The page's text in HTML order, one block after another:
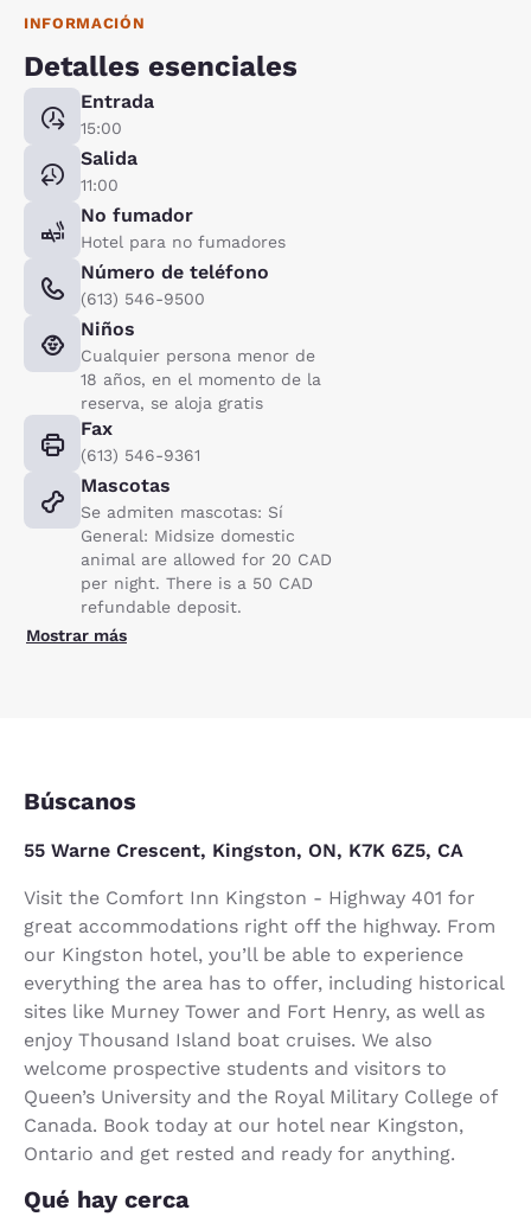
INFORMACIÓN
Detalles esenciales
Entrada
15:00
Salida
11:00
No fumador
Hotel para no fumadores
Número de teléfono
(613) 546-9500
Niños
Cualquier persona menor de
18 años, en el momento de la
reserva, se aloja gratis
Fax
(613) 546-9361
Mascotas
Se admiten mascotas: Sí
General: Midsize domestic
animal are allowed for 20 CAD
per night. There is a 50 CAD
refundable deposit.
Mostrar más
Búscanos
55 Warne Crescent, Kingston, ON, K7K 6Z5, CA
Visit the Comfort Inn Kingston - Highway 401 for
great accommodations right off the highway. From
our Kingston hotel, you’ll be able to experience
everything the area has to offer, including historical
sites like Murney Tower and Fort Henry, as well as
enjoy Thousand Island boat cruises. We also
welcome prospective students and visitors to
Queen’s University and the Royal Military College of
Canada. Book today at our hotel near Kingston,
Ontario and get rested and ready for anything.
Qué hay cerca